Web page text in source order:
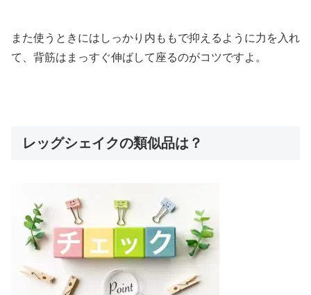
また使うときにはしっかり内ももで抑えるように力を入れ
て、背筋はまっすぐ伸ばして座るのがコツですよ。
レッグシェイクの類似品は？